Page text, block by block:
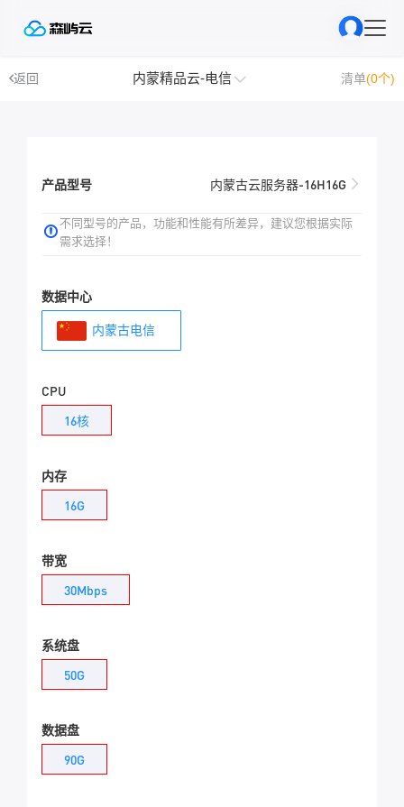
返回 内蒙精品云-电信 清单(0个)
产品型号 内蒙古云服务器-16H16G
不同型号的产品，功能和性能有所差异，建议您根据实际
需求选择！
数据中心
内蒙古电信
CPU
16核
内存
16G
带宽
30Mbps
系统盘
50G
数据盘
90G